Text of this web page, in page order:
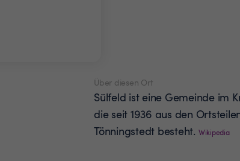
Über diesen Ort
Sülfeld ist eine Gemeinde im
die seit 1936 aus den
Tönningstedt besteht. Wikipedia